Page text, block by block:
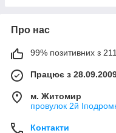
Про нас
99% позитивних з
Працює з
м. Житомир
провулок 2й
Контакти